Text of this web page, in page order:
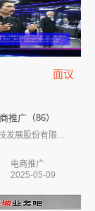
面议
推广（86）
大连蒂艾斯科技发展股份有限公司（以下简称...
电商推广
2025-05-09